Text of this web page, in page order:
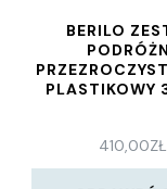
BERILO
PLASTIKOWY
410,00ZŁ